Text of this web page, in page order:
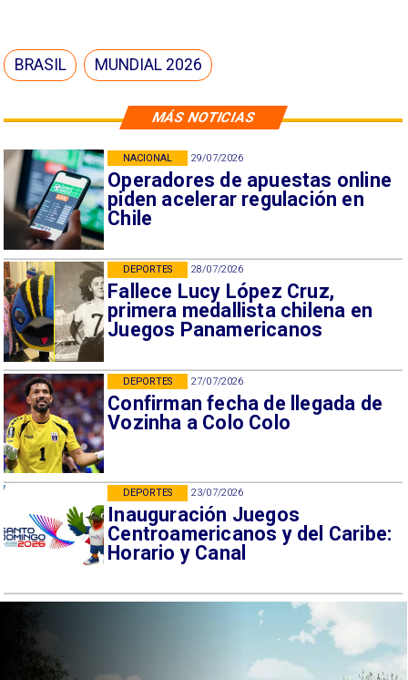
MÁS NOTICIAS
29/07/2026
Operadores de apuestas online
piden acelerar regulación en
Chile
NACIONAL
28/07/2026
Fallece Lucy López Cruz,
primera medallista chilena en
Juegos Panamericanos
DEPORTES
27/07/2026
Confirman fecha de llegada de
Vozinha a Colo Colo
DEPORTES
23/07/2026
Inauguración Juegos
Centroamericanos y del Caribe:
Horario y Canal
DEPORTES
BRASIL MUNDIAL 2026